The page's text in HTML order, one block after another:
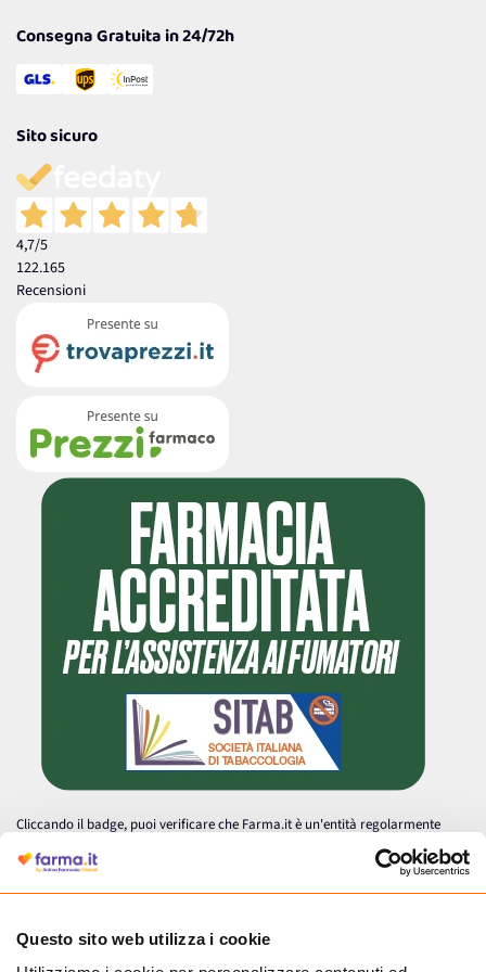
Questo sito web utilizza i cookie
Consegna Gratuita in 24/72h
Sito sicuro
4,7/5
122.165
Recensioni
Cliccando il badge, puoi verificare che Farma.it è un'entità regolarmente
autorizzata dal Ministero della Salute a effettuare la vendita online di
medicinali.